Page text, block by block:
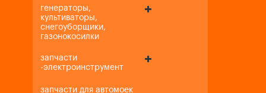
генераторы,
культиваторы,
снегоуборщики,
газонокосилки
запчасти
-электроинструмент
запчасти для автомоек